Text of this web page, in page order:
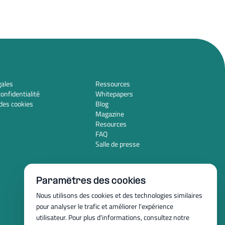
cookies
Ressources
Whitepapers
Blog
Magazine
Resources
FAQ
Salle de presse
Paramètres des cookies
Nous utilisons des cookies et des technologies similaires
pour analyser le trafic et améliorer l'expérience
utilisateur. Pour plus d'informations, consultez notre